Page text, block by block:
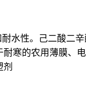
水性。己二酸二
寒的农用薄膜、